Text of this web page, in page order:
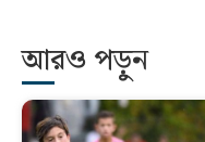
আরও পড়ুন